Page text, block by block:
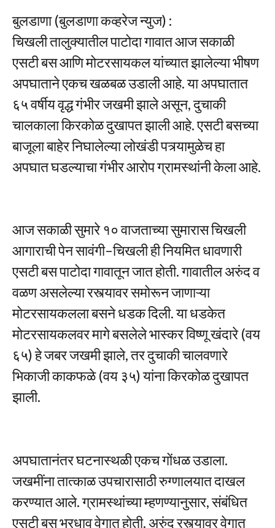
बुलडाणा (बुलडाणा कव्हरेज न्युज) :
चिखली तालुक्यातील पाटोदा गावात आज सकाळी
एसटी बस आणि मोटरसायकल यांच्यात झालेल्या भीषण
अपघाताने एकच खळबळ उडाली आहे. या अपघातात
६५ वर्षीय वृद्ध गंभीर जखमी झाले असून, दुचाकी
चालकाला किरकोळ दुखापत झाली आहे. एसटी बसच्या
बाजूला बाहेर निघालेल्या लोखंडी पत्र्यामुळेच हा
अपघात घडल्याचा गंभीर आरोप ग्रामस्थांनी केला आहे.
आज सकाळी सुमारे १० वाजताच्या सुमारास चिखली
आगाराची पेन सावंगी–चिखली ही नियमित धावणारी
एसटी बस पाटोदा गावातून जात होती. गावातील अरुंद व
वळण असलेल्या रस्त्यावर समोरून जाणाऱ्या
मोटरसायकलला बसने धडक दिली. या धडकेत
मोटरसायकलवर मागे बसलेले भास्कर विष्णू खंदारे (वय
६५) हे जबर जखमी झाले, तर दुचाकी चालवणारे
भिकाजी काकफळे (वय ३५) यांना किरकोळ दुखापत
झाली.
अपघातानंतर घटनास्थळी एकच गोंधळ उडाला.
जखमींना तात्काळ उपचारासाठी रुग्णालयात दाखल
करण्यात आले. ग्रामस्थांच्या म्हणण्यानुसार, संबंधित
एसटी बस भरधाव वेगात होती. अरुंद रस्त्यावर वेगात